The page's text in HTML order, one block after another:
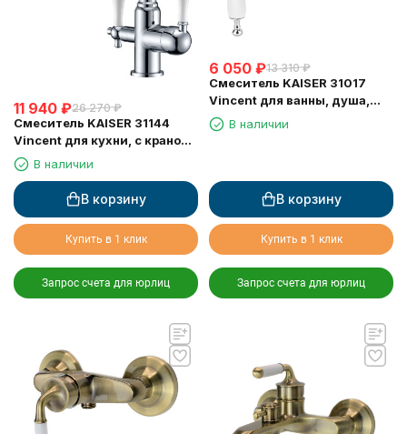
11 940 ₽26 270 ₽
Смеситель KAISER 31144
Vincent для кухни, с краном
для питьевой воды, хром
В наличии
В корзину
Купить в 1 клик
Запрос счета для юрлиц
6 050 ₽13 310 ₽
Смеситель KAISER 31017
Vincent для ванны, душа,
биде, хром
В наличии
В корзину
Купить в 1 клик
Запрос счета для юрлиц